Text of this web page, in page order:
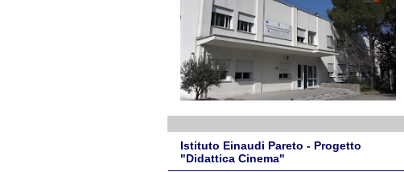
Istituto Einaudi Pareto - Progetto
"Didattica Cinema"